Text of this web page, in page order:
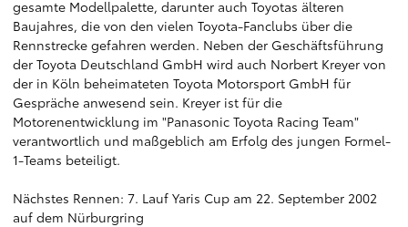
gesamte Modellpalette, darunter auch Toyotas älteren
Baujahres, die von den vielen Toyota-Fanclubs über die
Rennstrecke gefahren werden. Neben der Geschäftsführung
der Toyota Deutschland GmbH wird auch Norbert Kreyer von
der in Köln beheimateten Toyota Motorsport GmbH für
Gespräche anwesend sein. Kreyer ist für die
Motorenentwicklung im "Panasonic Toyota Racing Team"
verantwortlich und maßgeblich am Erfolg des jungen Formel-
1-Teams beteiligt.
Nächstes Rennen: 7. Lauf Yaris Cup am 22. September 2002
auf dem Nürburgring